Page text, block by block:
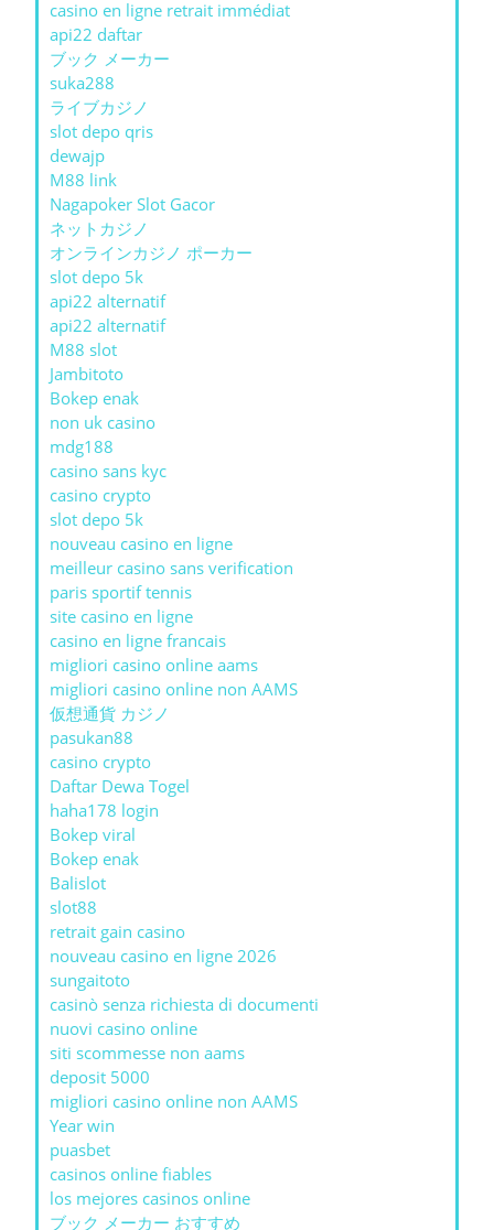
casino en ligne retrait immédiat
api22 daftar
ブック メーカー
suka288
ライブカジノ
slot depo qris
dewajp
M88 link
Nagapoker Slot Gacor
ネットカジノ
オンラインカジノ ポーカー
slot depo 5k
api22 alternatif
api22 alternatif
M88 slot
Jambitoto
Bokep enak
non uk casino
mdg188
casino sans kyc
casino crypto
slot depo 5k
nouveau casino en ligne
meilleur casino sans verification
paris sportif tennis
site casino en ligne
casino en ligne francais
migliori casino online aams
migliori casino online non AAMS
仮想通貨 カジノ
pasukan88
casino crypto
Daftar Dewa Togel
haha178 login
Bokep viral
Bokep enak
Balislot
slot88
retrait gain casino
nouveau casino en ligne 2026
sungaitoto
casinò senza richiesta di documenti
nuovi casino online
siti scommesse non aams
deposit 5000
migliori casino online non AAMS
Year win
puasbet
casinos online fiables
los mejores casinos online
ブック メーカー おすすめ